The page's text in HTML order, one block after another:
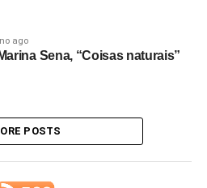
ago
Sena, “Coisas naturais”
POSTS